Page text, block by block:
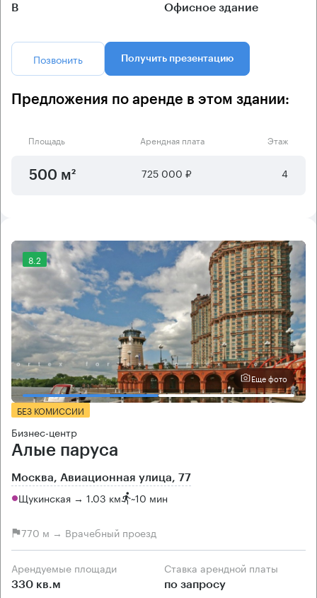
B Офисное здание
Позвонить Получить презентацию
Предложения по аренде в этом здании:
Площадь Арендная плата Этаж
500 м² 725 000 ₽ 4
8.2
Еще фото
БЕЗ КОМИССИИ
Бизнес-центр
Алые паруса
Москва, Авиационная улица, 77
Щукинская → 1.03 км ~10 мин
770 м → Врачебный проезд
Арендуемые площади
330 кв.м
Ставка арендной платы
по запросу